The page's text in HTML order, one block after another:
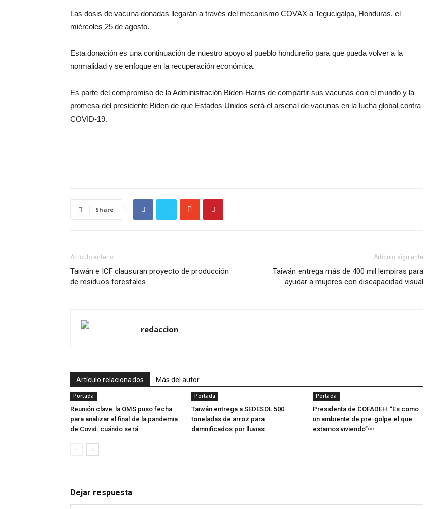
Las dosis de vacuna donadas llegarán a través del mecanismo COVAX a Tegucigalpa, Honduras, el
miércoles 25 de agosto.
Esta donación es una continuación de nuestro apoyo al pueblo hondureño para que pueda volver a la
normalidad y se enfoque en la recuperación económica.
Es parte del compromiso de la Administración Biden-Harris de compartir sus vacunas con el mundo y la
promesa del presidente Biden de que Estados Unidos será el arsenal de vacunas en la lucha global contra
COVID-19.
Share
Artículo anterior
Taiwán e ICF clausuran proyecto de producción
de residuos forestales
Artículo siguiente
Taiwán entrega más de 400 mil lempiras para
ayudar a mujeres con discapacidad visual
redaccion
Artículo relacionados Más del autor
Portada
Reunión clave: la OMS puso fecha
para analizar el final de la pandemia
de Covid: cuándo será
Portada
Taiwán entrega a SEDESOL 500
toneladas de arroz para
damnificados por lluvias
Portada
Presidenta de COFADEH: “Es como
un ambiente de pre-golpe el que
estamos viviendo”￼
Dejar respuesta